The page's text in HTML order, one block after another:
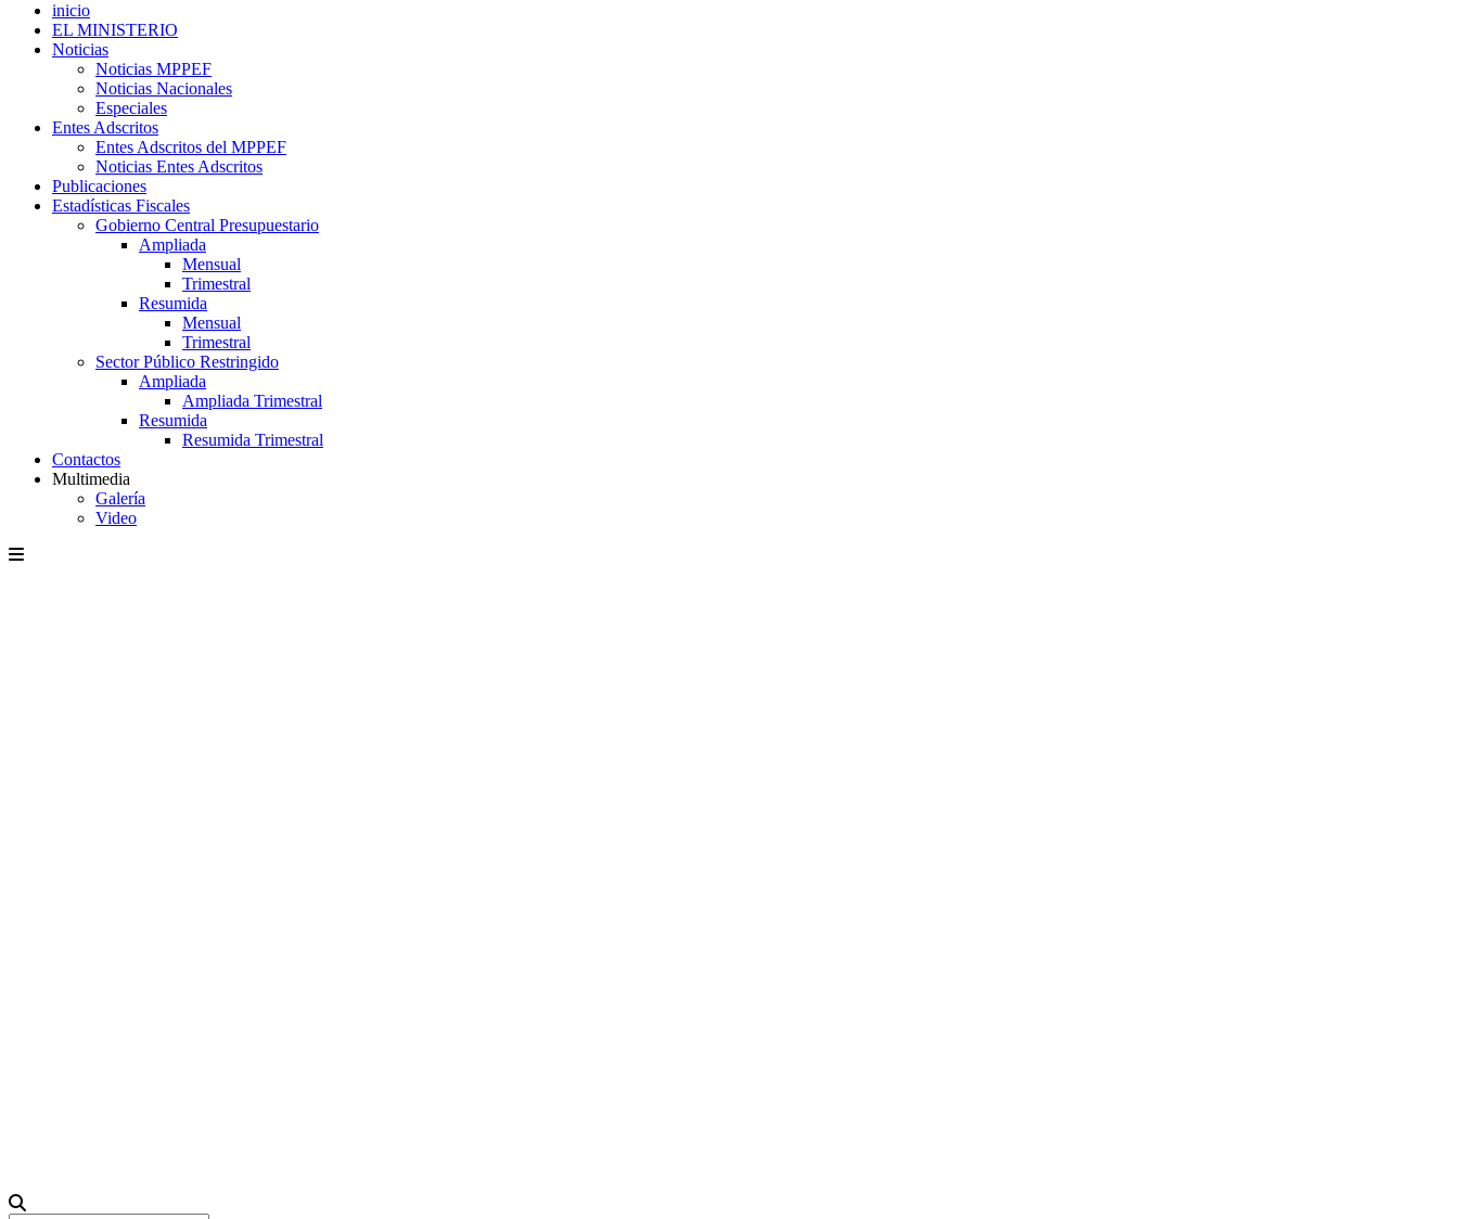
inicio
EL MINISTERIO
Noticias
Noticias MPPEF
Noticias Nacionales
Especiales
Entes Adscritos
Entes Adscritos del MPPEF
Noticias Entes Adscritos
Publicaciones
Estadísticas Fiscales
Gobierno Central Presupuestario
Ampliada
Mensual
Trimestral
Resumida
Mensual
Trimestral
Sector Público Restringido
Ampliada
Ampliada Trimestral
Resumida
Resumida Trimestral
Contactos
Multimedia
Galería
Video